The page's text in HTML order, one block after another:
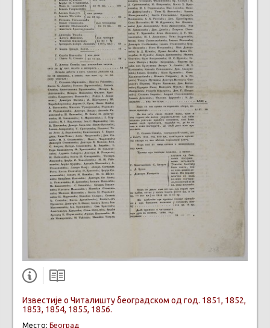
Известије о Читалишту београдском од год. 1851, 1852,
1853, 1854, 1855, 1856.
Место: Београд